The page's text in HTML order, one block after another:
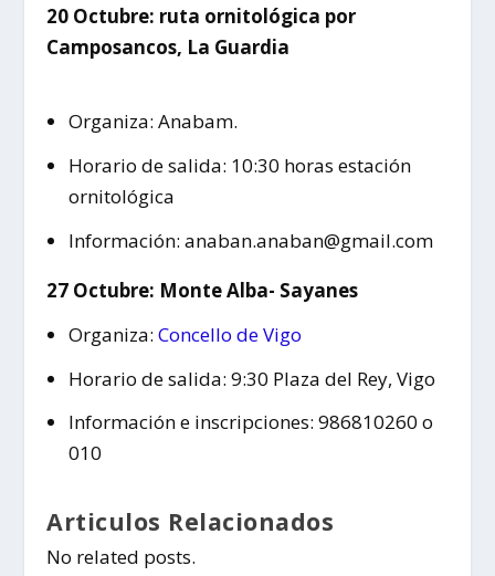
20 Octubre: ruta ornitológica por
Camposancos, La Guardia
Organiza: Anabam.
Horario de salida: 10:30 horas estación
ornitológica
Información: anaban.anaban@gmail.com
27 Octubre: Monte Alba- Sayanes
Organiza: Concello de Vigo
Horario de salida: 9:30 Plaza del Rey, Vigo
Información e inscripciones: 986810260 o
010
Articulos Relacionados
No related posts.